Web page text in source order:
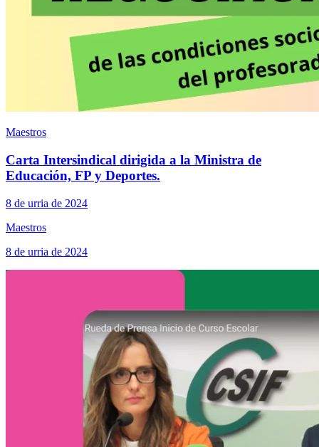
Maestros
Carta Intersindical dirigida a la Ministra de
Educación, FP y Deportes.
8 de urria de 2024
Maestros
8 de urria de 2024